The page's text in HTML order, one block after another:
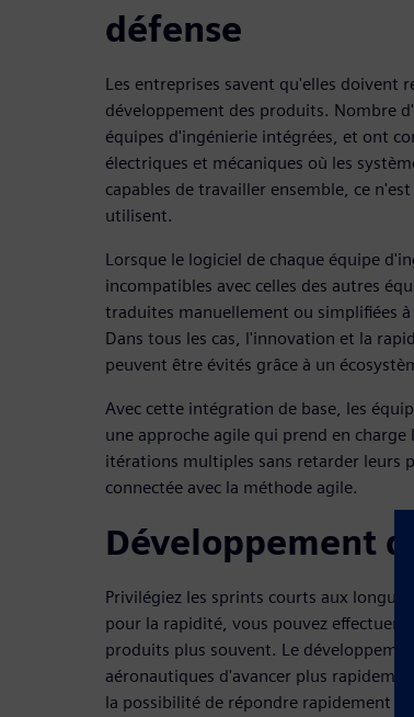
défense
Les entreprises savent qu'elles doivent
développement des produits. Nombre
équipes d'ingénierie intégrées, et ont
électriques et mécaniques où les
capables de travailler ensemble, ce
utilisent.
Lorsque le logiciel de chaque équipe
incompatibles avec celles des autres
traduites manuellement ou simplifiées
Dans tous les cas, l'innovation et la
peuvent être évités grâce à un
Avec cette intégration de base, les
une approche agile qui prend en
itérations multiples sans retarder leurs
connectée avec la méthode agile.
Développement
Privilégiez les sprints courts aux
pour la rapidité, vous pouvez effectuer
produits plus souvent. Le
aéronautiques d'avancer plus
la possibilité de répondre rapidement